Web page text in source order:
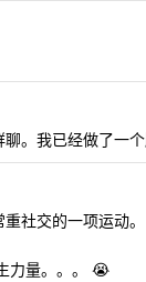
。我已经做了一
社交的一项运动
力量。。。 😭